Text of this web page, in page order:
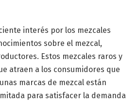
interés por los mezcales
sobre el mezcal,
Estos mezcales raros y
atraen a los consumidores que
marcas de mezcal están
para satisfacer la demanda